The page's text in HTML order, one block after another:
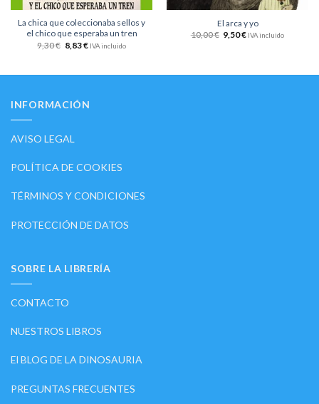
La chica que coleccionaba sellos y
el chico que esperaba un tren
9,30€ 8,83€ IVA incluido
El arca y yo
10,00€ 9,50€ IVA incluido
INFORMACIÓN
AVISO LEGAL
POLÍTICA DE COOKIES
TÉRMINOS Y CONDICIONES
PROTECCIÓN DE DATOS
SOBRE LA LIBRERÍA
CONTACTO
NUESTROS LIBROS
El BLOG DE LA DINOSAURIA
PREGUNTAS FRECUENTES